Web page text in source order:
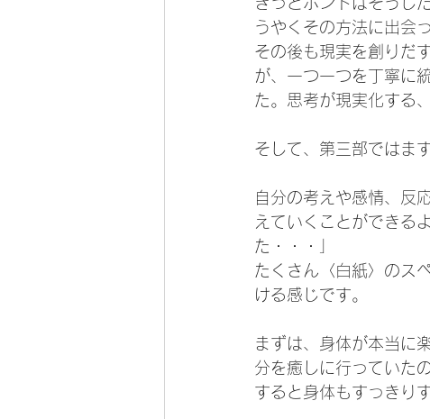
うやくその方法に出会
その後も現実を創りだ
が、一つ一つを丁寧に
た。思考が現実化する
そして、第三部ではま
自分の考えや感情、反
えていくことができる
た・・・」
たくさん〈白紙〉のス
ける感じです。
まずは、身体が本当に
分を癒しに行っていた
すると身体もすっきり